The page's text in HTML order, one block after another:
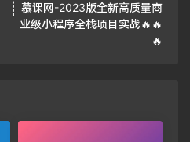
慕课网-2023版全新高质量商
业级小程序全栈项目实战🔥🔥
🔥